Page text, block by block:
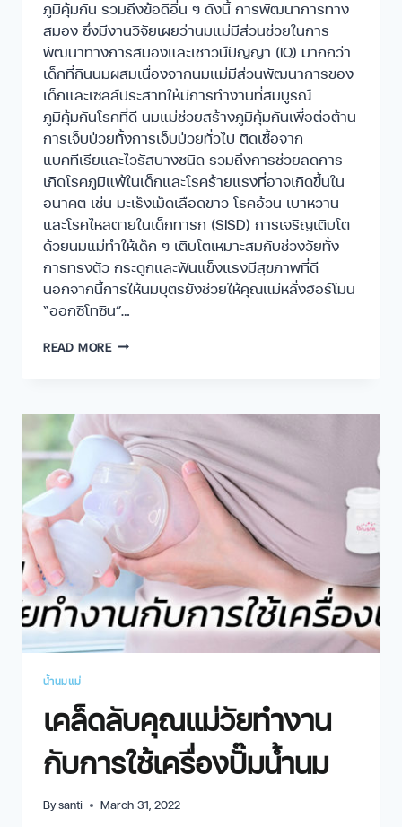
ภูมิคุ้มกัน รวมถึงข้อดีอื่น ๆ ดังนี้ การพัฒนาการทาง
สมอง ซึ่งมีงานวิจัยเผยว่านมแม่มีส่วนช่วยในการ
พัฒนาทางการสมองและเชาวน์ปัญญา (IQ) มากกว่า
เด็กที่กินนมผสมเนื่องจากนมแม่มีส่วนพัฒนาการของ
เด็กและเซลล์ประสาทให้มีการทำงานที่สมบูรณ์
ภูมิคุ้มกันโรคที่ดี นมแม่ช่วยสร้างภูมิคุ้มกันเพื่อต่อต้าน
การเจ็บป่วยทั้งการเจ็บป่วยทั่วไป ติดเชื้อจาก
แบคทีเรียและไวรัสบางชนิด รวมถึงการช่วยลดการ
เกิดโรคภูมิแพ้ในเด็กและโรคร้ายแรงที่อาจเกิดขึ้นใน
อนาคต เช่น มะเร็งเม็ดเลือดขาว โรคอ้วน เบาหวาน
และโรคไหลตายในเด็กทารก (SISD) การเจริญเติบโต
ด้วยนมแม่ทำให้เด็ก ๆ เติบโตเหมาะสมกับช่วงวัยทั้ง
การทรงตัว กระดูกและฟันแข็งแรงมีสุขภาพที่ดี
นอกจากนี้การให้นมบุตรยังช่วยให้คุณแม่หลั่งฮอร์โมน
“ออกซิโทซิน”…
READ MORE
น้ำนมแม่
เคล็ดลับคุณแม่วัยทำงาน
กับการใช้เครื่องปั๊มน้ำนม
Bysanti March 31, 2022